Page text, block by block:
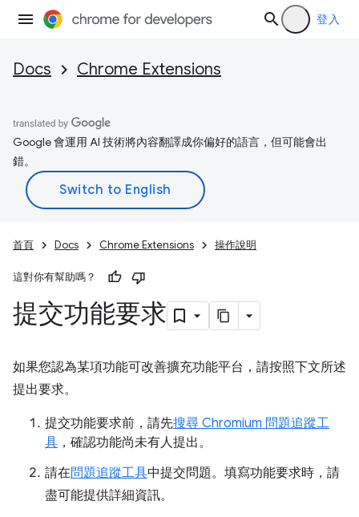
登入
Docs Chrome Extensions
Google 會運用 AI 技術將內容翻譯成你偏好的語言，但可能會出
錯。
首頁 Docs Chrome Extensions 操作說明
這對你有幫助嗎？
提交功能要求
如果您認為某項功能可改善擴充功能平台，請按照下文所述
提出要求。
提交功能要求前，請先搜尋 Chromium 問題追蹤工
具 ，確認功能尚未有人提出。
請在問題追蹤工具中提交問題。填寫功能要求時，請
盡可能提供詳細資訊。